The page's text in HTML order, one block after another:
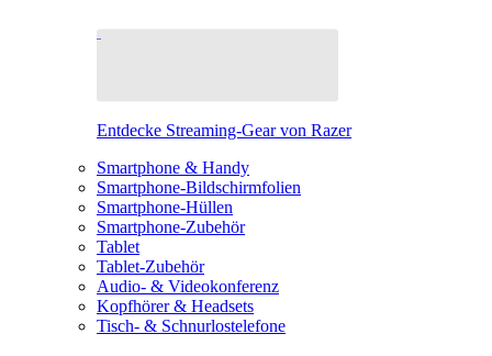
Entdecke Streaming-Gear von Razer
Smartphone & Handy
Smartphone-Bildschirmfolien
Smartphone-Hüllen
Smartphone-Zubehör
Tablet
Tablet-Zubehör
Audio- & Videokonferenz
Kopfhörer & Headsets
Tisch- & Schnurlostelefone